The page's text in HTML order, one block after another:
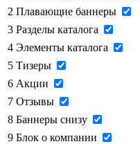
2 Плавающие баннеры
3 Разделы каталога
4 Элементы каталога
5 Тизеры
6 Акции
7 Отзывы
8 Баннеры снизу
9 Блок о компании